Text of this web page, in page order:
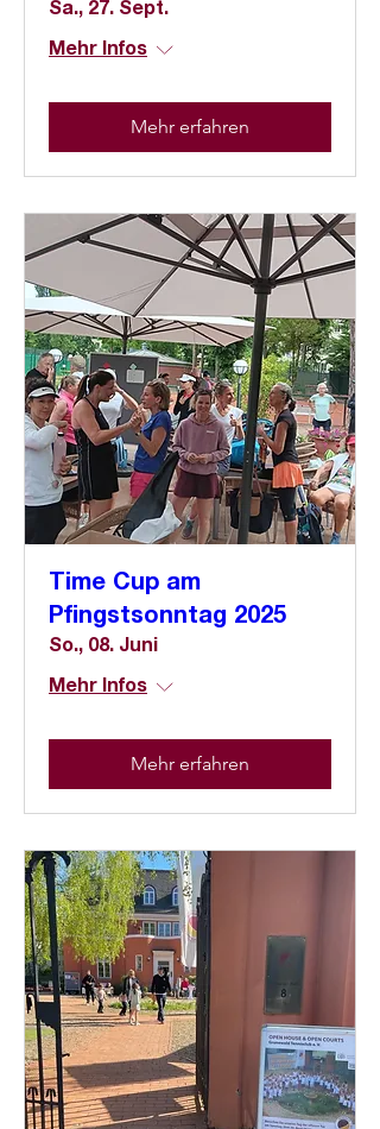
Sa., 27. Sept.
Mehr Infos
Mehr erfahren
Time Cup am
Pfingstsonntag 2025
So., 08. Juni
Mehr Infos
Mehr erfahren